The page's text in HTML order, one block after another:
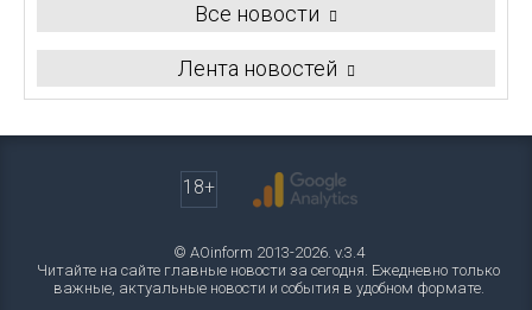
Все новости
Лента новостей
18+
© AOinform 2013-2026. v.3.4
Читайте на сайте главные новости за сегодня. Ежедневно только
важные, актуальные новости и события в удобном формате.